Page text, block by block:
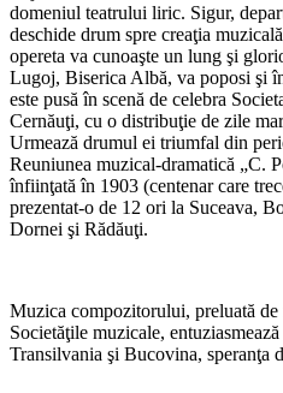
do­meniul teatrului liric. Sigur,
deschide drum spre creaţia
opereta va cunoaşte un lung şi
Lugoj, Biserica Albă, va poposi şi
este pusă în scenă de celebra
Cernăuţi, cu o distribuţie de zile
Urmează drumul ei triumfal din
Reuniunea muzical-dramatică „C.
înfiinţată în 1903 (centenar care
prezentat-o de 12 ori la Suceava,
Dornei şi Rădăuţi.
Muzica compozito­rului, preluată
Societăţile muzicale,
Transilvania şi Bu­covina, speranţa